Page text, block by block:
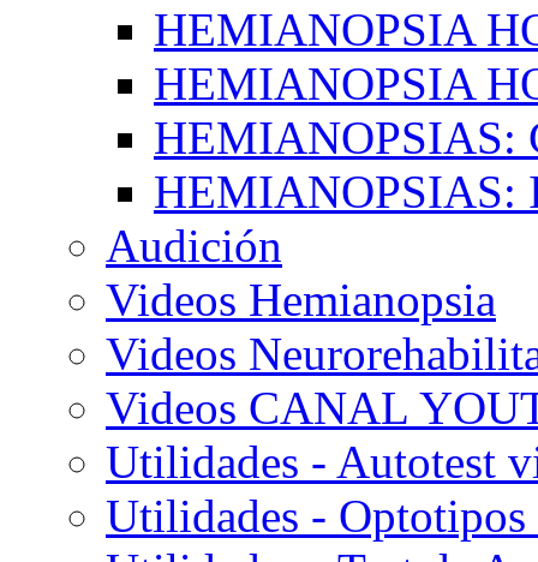
HEMIANOPSIA
HEMIANOPSIA
HEMIANOPSIAS:
HEMIANOPSIAS:
Audición
Videos Hemianopsia
Videos
Videos CANAL
Utilidades - Autotest
Utilidades -